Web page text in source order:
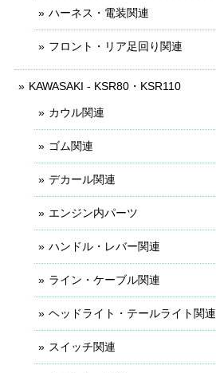
ハーネス・電装関連
フロント・リア足回り関連
KAWASAKI - KSR80・KSR110
カウル関連
ゴム関連
デカール関連
エンジン内パーツ
ハンドル・レバー関連
ライン・ケーブル関連
ヘッドライト・テールライト関連
スイッチ関連